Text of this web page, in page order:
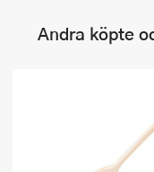
Andra köpte